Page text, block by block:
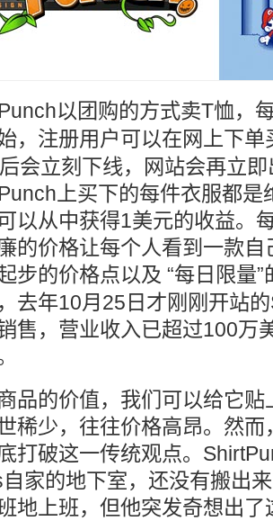
以 团购的方式卖T恤，
，注册用户可以在网上下
会立刻下线，网站会再立
上买下的每件衣服都是
以从中获得1美元的收益。
的价格让每个人看到一款
步的价格点以及 “每日 限量”
去年10月25日才刚刚开站
售，营业收入已超过100万
品的价值，我们可以给它贴
稀少，往往价格高昂。然
打破这一传统观点。
家的地下室，还没有搬出
地上班，但他突发奇想出